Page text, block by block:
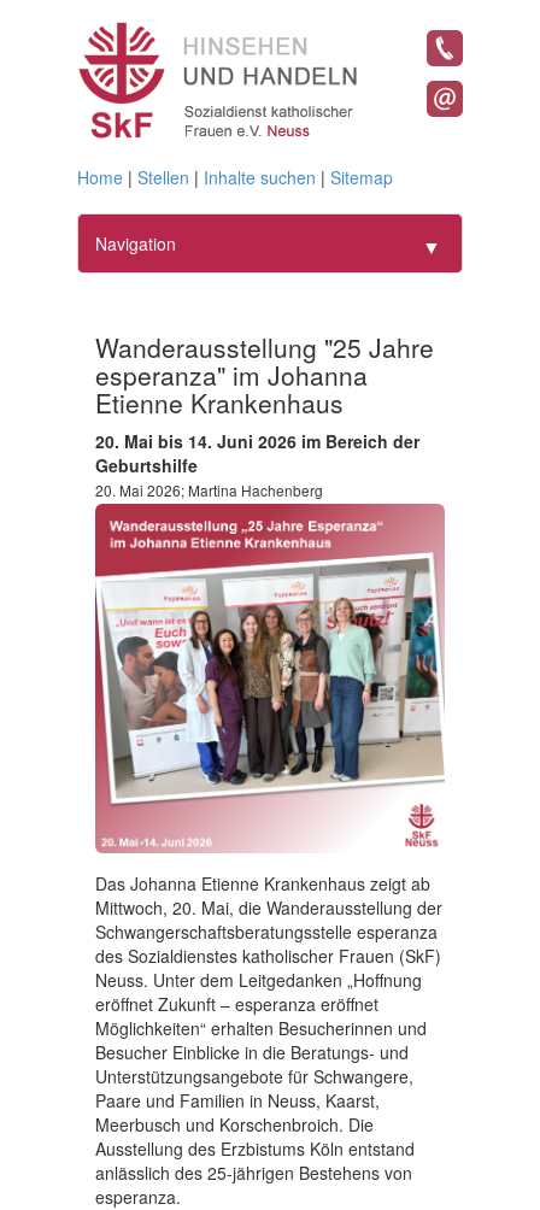
Home | Stellen | Inhalte suchen | Sitemap
Navigation ▼
Geschäftsführung ▼
Frauen
Bildung
Projekte
Engagement & Spenden ▼
Über uns ▼
Wanderausstellung "25 Jahre
esperanza" im Johanna
Etienne Krankenhaus
20. Mai bis 14. Juni 2026 im Bereich der
Geburtshilfe
20. Mai 2026; Martina Hachenberg
Das Johanna Etienne Krankenhaus zeigt ab
Mittwoch, 20. Mai, die Wanderausstellung der
Schwangerschaftsberatungsstelle esperanza
des Sozialdienstes katholischer Frauen (SkF)
Neuss. Unter dem Leitgedanken „Hoffnung
eröffnet Zukunft – esperanza eröffnet
Möglichkeiten“ erhalten Besucherinnen und
Besucher Einblicke in die Beratungs- und
Unterstützungsangebote für Schwangere,
Paare und Familien in Neuss, Kaarst,
Meerbusch und Korschenbroich. Die
Ausstellung des Erzbistums Köln entstand
anlässlich des 25-jährigen Bestehens von
esperanza.